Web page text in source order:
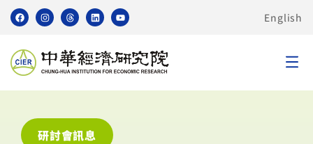
English
研討會訊息